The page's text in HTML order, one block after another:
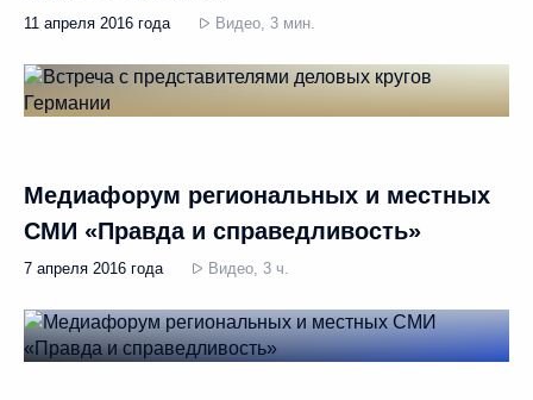
11 апреля 2016 года Видео, 3 мин.
Медиафорум региональных и местных
СМИ «Правда и справедливость»
7 апреля 2016 года Видео, 3 ч.